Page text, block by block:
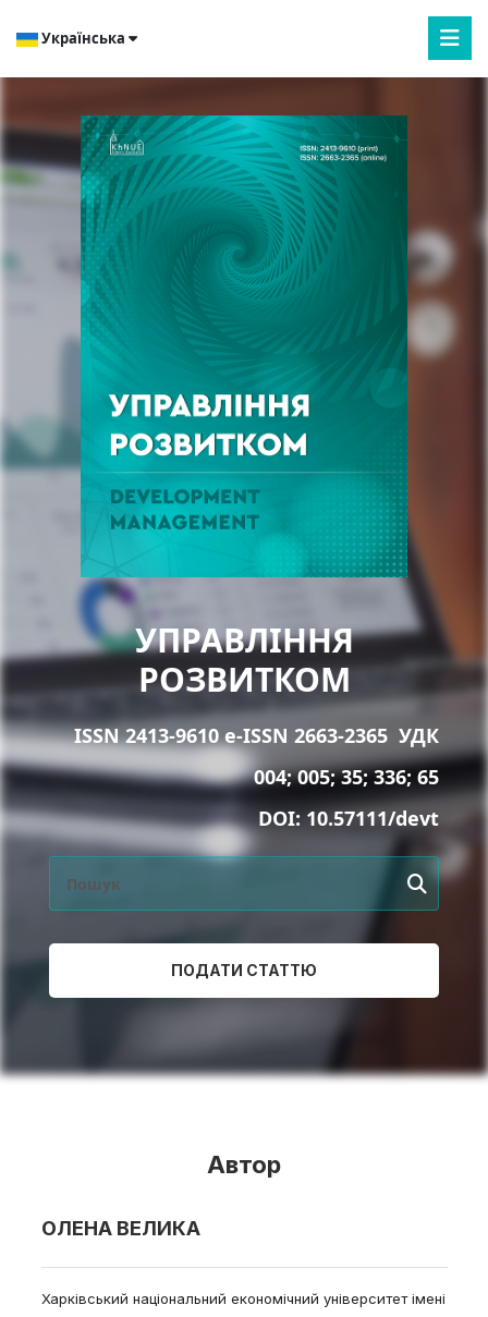
Українська
УПРАВЛІННЯ
РОЗВИТКОМ
ISSN 2413-9610 e-ISSN 2663-2365 УДК
004; 005; 35; 336; 65
DOI:10.57111/devt
ПОДАТИ СТАТТЮ
Автор
ОЛЕНА ВЕЛИКА
Харківський національний економічний університет імені